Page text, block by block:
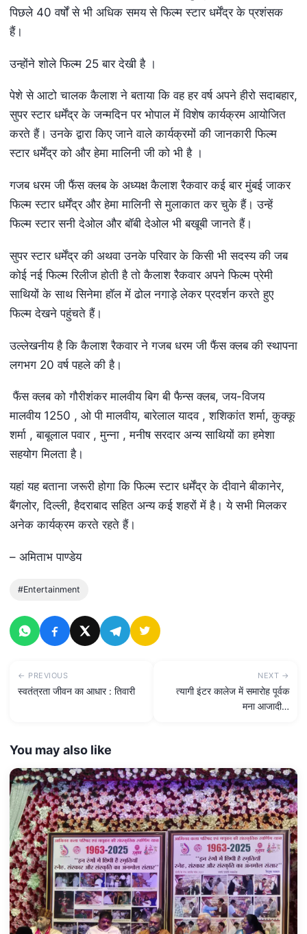
पिछले 40 वर्षों से भी अधिक समय से फिल्म स्टार धर्मेंद्र के प्रशंसक
हैं।
उन्होंने शोले फिल्म 25 बार देखी है ।
पेशे से आटो चालक कैलाश ने बताया कि वह हर वर्ष अपने हीरो सदाबहार,
सुपर स्टार धर्मेंद्र के जन्मदिन पर भोपाल में विशेष कार्यक्रम आयोजित
करते हैं। उनके द्वारा किए जाने वाले कार्यक्रमों की जानकारी फिल्म
स्टार धर्मेंद्र को और हेमा मालिनी जी को भी है ।
गजब धरम जी फैंस क्लब के अध्यक्ष कैलाश रैकवार कई बार मुंबई जाकर
फिल्म स्टार धर्मेंद्र और हेमा मालिनी से मुलाकात कर चुके हैं। उन्हें
फिल्म स्टार सनी देओल और बॉबी देओल भी बखूबी जानते हैं।
सुपर स्टार धर्मेंद्र की अथवा उनके परिवार के किसी भी सदस्य की जब
कोई नई फिल्म रिलीज होती है तो कैलाश रैकवार अपने फिल्म प्रेमी
साथियों के साथ सिनेमा हॉल में ढोल नगाड़े लेकर प्रदर्शन करते हुए
फिल्म देखने पहुंचते हैं।
उल्लेखनीय है कि कैलाश रैकवार ने गजब धरम जी फैंस क्लब की स्थापना
लगभग 20 वर्ष पहले की है।
फैंस क्लब को गौरीशंकर मालवीय बिग बी फैन्स क्लब, जय-विजय
मालवीय 1250 , ओ पी मालवीय, बारेलाल यादव , शशिकांत शर्मा, कुक्कू
शर्मा , बाबूलाल पवार , मुन्ना , मनीष सरदार अन्य साथियों का हमेशा
सहयोग मिलता है।
यहां यह बताना जरूरी होगा कि फिल्म स्टार धर्मेंद्र के दीवाने बीकानेर,
बैंगलोर, दिल्ली, हैदराबाद सहित अन्य कई शहरों में है। ये सभी मिलकर
अनेक कार्यक्रम करते रहते हैं।
– अमिताभ पाण्डेय
#Entertainment
← PREVIOUS
स्वतंत्रता जीवन का आधार : तिवारी
NEXT →
त्यागी इंटर कालेज में समारोह पूर्वक
मना आजादी…
You may also like